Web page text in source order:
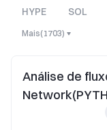
HYPE
SOL
Mais(1703)
Análise de